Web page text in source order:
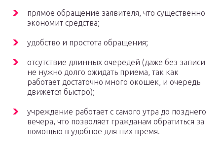
прямое обращение заявителя, что существенно
экономит средства;
удобство и простота обращения;
отсутствие длинных очередей (даже без записи
не нужно долго ожидать приема, так как
работает достаточно много окошек, и очередь
движется быстро);
учреждение работает с самого утра до позднего
вечера, что позволяет гражданам обратиться за
помощью в удобное для них время.